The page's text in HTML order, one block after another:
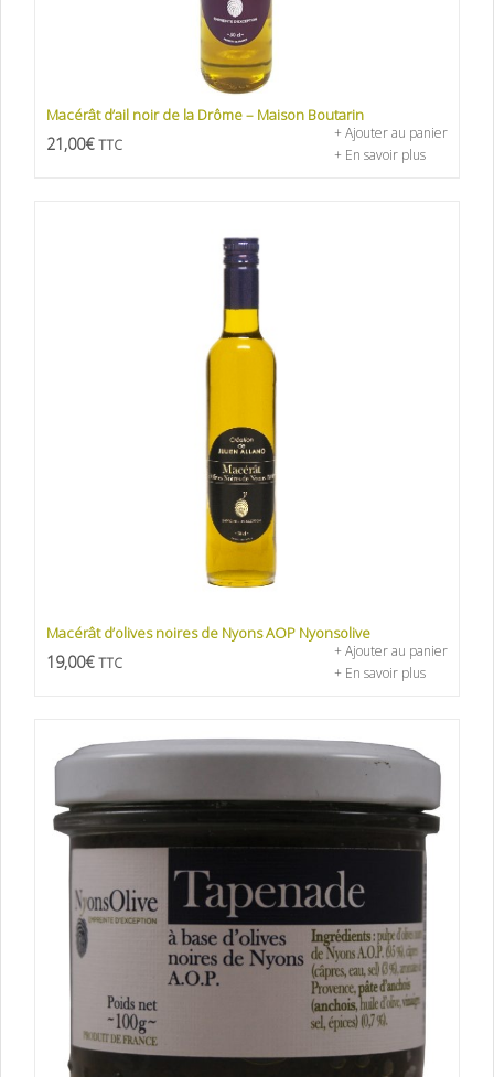
Macérât d’ail noir de la Drôme – Maison Boutarin
21,00€ TTC
+ Ajouter au panier
+ En savoir plus
Macérât d’olives noires de Nyons AOP Nyonsolive
19,00€ TTC
+ Ajouter au panier
+ En savoir plus